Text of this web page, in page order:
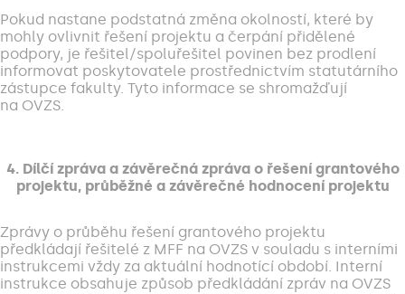
Pokud nastane podstatná změna okolností, které by
mohly ovlivnit řešení projektu a čerpání přidělené
podpory, je řešitel/spoluřešitel povinen bez prodlení
informovat poskytovatele prostřednictvím statutárního
zástupce fakulty. Tyto informace se shromažďují
na OVZS.
4. Dílčí zpráva a závěrečná zpráva o řešení grantového
projektu, průběžné a závěrečné hodnocení projektu
Zprávy o průběhu řešení grantového projektu
předkládají řešitelé z MFF na OVZS v souladu s interními
instrukcemi vždy za aktuální hodnotící období. Interní
instrukce obsahuje způsob předkládání zpráv na OVZS